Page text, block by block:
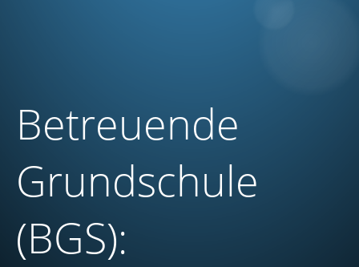
Betreuende
Grundschule
(BGS):